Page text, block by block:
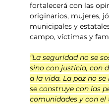
fortalecerá con las
originarios, mujeres,
municipales y
campo, víctimas y
“La seguridad no se
sino con justicia, con
a la vida. La paz no
se construye con las
comunidades y con